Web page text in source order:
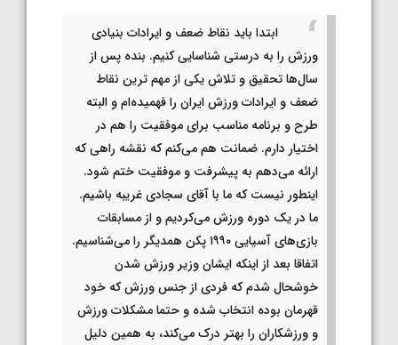
ابتدا باید نقاط ضعف و ایرادات بنیادی
ورزش را به درستی شناسایی کنیم. بنده پس از
سال‌ها تحقیق و تلاش یکی از مهم ترین نقاط
ضعف و ایرادات ورزش ایران را فهمیده‌ام و البته
طرح و برنامه مناسب برای موفقیت را هم در
اختیار دارم. ضمانت هم می‌کنم که نقشه راهی که
ارائه می‌دهم به پیشرفت و موفقیت ختم شود.
اینطور نیست که ما با آقای سجادی غریبه باشیم.
ما در یک دوره ورزش می‌کردیم و از مسابقات
بازی‌های آسیایی ۱۹۹۰ پکن همدیگر را می‌شناسیم.
اتفاقا بعد از اینکه ایشان وزیر ورزش شدن
خوشحال شدم که فردی از جنس ورزش که خود
قهرمان بوده انتخاب شده و حتما مشکلات ورزش
و ورزشکاران را بهتر درک می‌کند، به همین دلیل